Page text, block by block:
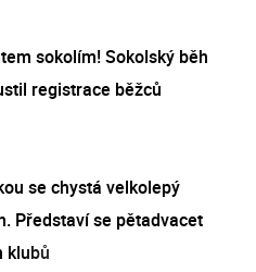
sokolím! Sokolský běh
registrace běžců
se chystá velkolepý
Představí se pětadvacet
klubů